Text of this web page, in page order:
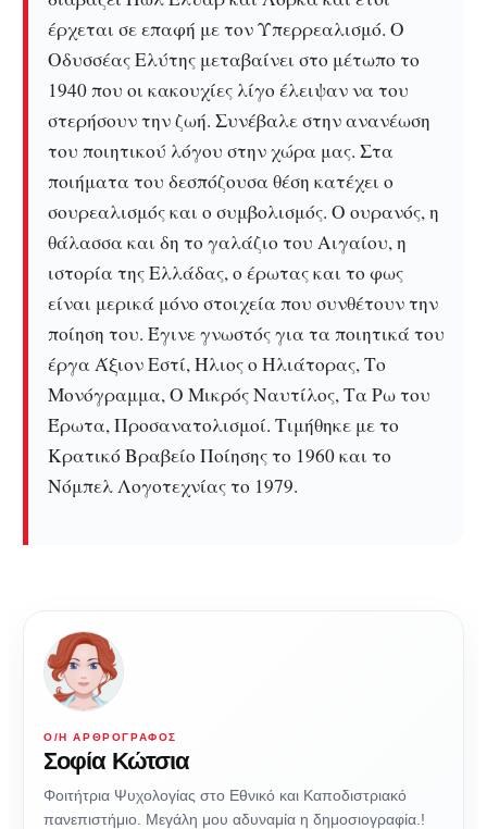
έρχεται σε επαφή με τον Υπερρεαλισμό. Ο
Οδυσσέας Ελύτης μεταβαίνει στο μέτωπο το
1940 που οι κακουχίες λίγο έλειψαν να του
στερήσουν την ζωή. Συνέβαλε στην ανανέωση
του ποιητικού λόγου στην χώρα μας. Στα
ποιήματα του δεσπόζουσα θέση κατέχει ο
σουρεαλισμός και ο συμβολισμός. Ο ουρανός, η
θάλασσα και δη το γαλάζιο του Αιγαίου, η
ιστορία της Ελλάδας, ο έρωτας και το φως
είναι μερικά μόνο στοιχεία που συνθέτουν την
ποίηση του. Έγινε γνωστός για τα ποιητικά του
έργα Άξιον Εστί, Ήλιος ο Ηλιάτορας, Το
Μονόγραμμα, Ο Μικρός Ναυτίλος, Τα Ρω του
Έρωτα, Προσανατολισμοί. Τιμήθηκε με το
Κρατικό Βραβείο Ποίησης το 1960 και το
Νόμπελ Λογοτεχνίας το 1979.
Ο/Η ΑΡΘΡΟΓΡΆΦΟΣ
Σοφία Κώτσια
Φοιτήτρια Ψυχολογίας στο Εθνικό και Καποδιστριακό
πανεπιστήμιο. Μεγάλη μου αδυναμία η δημοσιογραφία.!